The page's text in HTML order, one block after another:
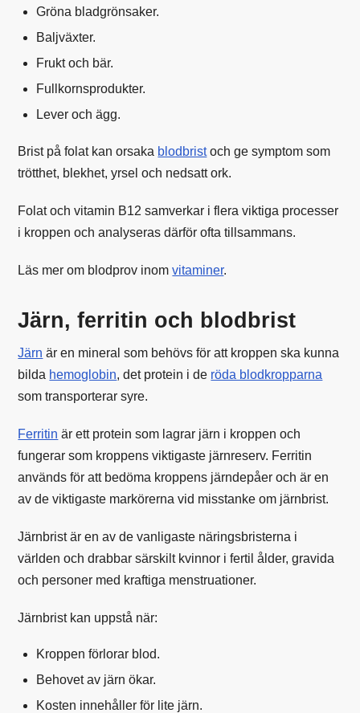
Gröna bladgrönsaker.
Baljväxter.
Frukt och bär.
Fullkornsprodukter.
Lever och ägg.
Brist på folat kan orsaka blodbristoch ge symptom som
trötthet, blekhet, yrsel och nedsatt ork.
Folat och vitamin B12 samverkar i flera viktiga processer
i kroppen och analyseras därför ofta tillsammans.
Läs mer om blodprov inomvitaminer.
Järn, ferritin och blodbrist
Järn är en mineral som behövs för att kroppen ska kunna
bilda hemoglobin, det protein i de röda blodkropparna
som transporterar syre.
Ferritin är ett protein som lagrar järn i kroppen och
fungerar som kroppens viktigaste järnreserv. Ferritin
används för att bedöma kroppens järndepåer och är en
av de viktigaste markörerna vid misstanke om järnbrist.
Järnbrist är en av de vanligaste näringsbristerna i
världen och drabbar särskilt kvinnor i fertil ålder, gravida
och personer med kraftiga menstruationer.
Järnbrist kan uppstå när:
Kroppen förlorar blod.
Behovet av järn ökar.
Kosten innehåller för lite järn.